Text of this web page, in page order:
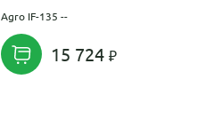
Agro IF-135 --
15 724